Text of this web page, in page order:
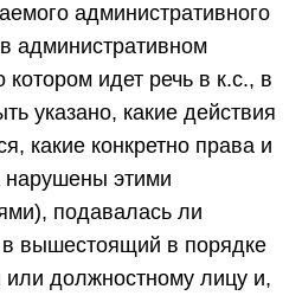
административного
административном
идет речь в к.с., в
указано, какие действия
какие конкретно права и
этими
подавалась ли
вышестоящий в порядке
или должностному лицу и,